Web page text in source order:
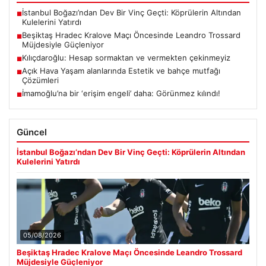
■İstanbul Boğazı’ndan Dev Bir Vinç Geçti: Köprülerin Altından
Kulelerini Yatırdı
■Beşiktaş Hradec Kralove Maçı Öncesinde Leandro Trossard
Müjdesiyle Güçleniyor
■Kılıçdaroğlu: Hesap sormaktan ve vermekten çekinmeyiz
■Açık Hava Yaşam alanlarında Estetik ve bahçe mutfağı
Çözümleri
■İmamoğlu’na bir ‘erişim engeli’ daha: Görünmez kılındı!
Güncel
İstanbul Boğazı’ndan Dev Bir Vinç Geçti: Köprülerin Altından
Kulelerini Yatırdı
05/08/2026
Beşiktaş Hradec Kralove Maçı Öncesinde Leandro Trossard
Müjdesiyle Güçleniyor